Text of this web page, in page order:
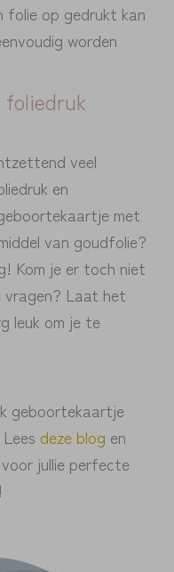
folie op gedrukt kan
worden
veel
en
met
van goudfolie?
Kom je er toch niet
vragen? Laat het
leuk om je te
geboortekaartje
deze blog en
jullie perfecte